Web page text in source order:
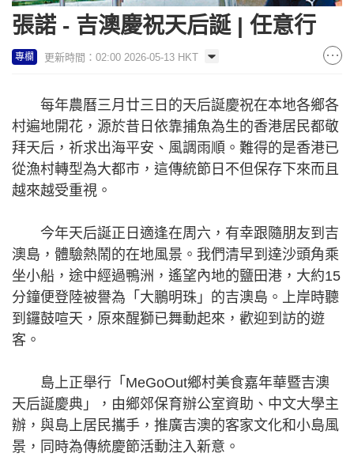
張諾 - 吉澳慶祝天后誕 | 任意行
專欄 更新時間：02:00 2026-05-13 HKT
每年農曆三月廿三日的天后誕慶祝在本地各鄉各
村遍地開花，源於昔日依靠捕魚為生的香港居民都敬
拜天后，祈求出海平安、風調雨順。難得的是香港已
從漁村轉型為大都市，這傳統節日不但保存下來而且
越來越受重視。
今年天后誕正日適逢在周六，有幸跟隨朋友到吉
澳島，體驗熱鬧的在地風景。我們清早到達沙頭角乘
坐小船，途中經過鴨洲，遙望內地的鹽田港，大約15
分鐘便登陸被譽為「大鵬明珠」的吉澳島。上岸時聽
到鑼鼓喧天，原來醒獅已舞動起來，歡迎到訪的遊
客。
島上正舉行「MeGoOut鄉村美食嘉年華暨吉澳
天后誕慶典」，由鄉郊保育辦公室資助、中文大學主
辦，與島上居民攜手，推廣吉澳的客家文化和小島風
景，同時為傳統慶節活動注入新意。